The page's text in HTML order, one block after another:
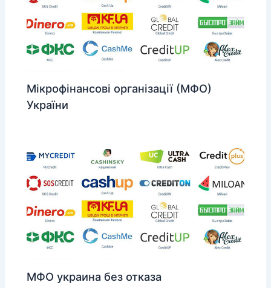
Мікрофінансові організації (МФО)
України
МФО украина без отказа